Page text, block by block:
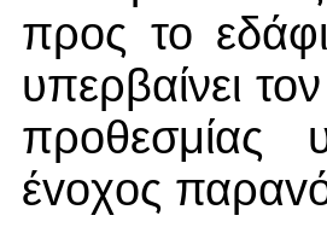
προς το
υπερβαίνει
προθεσμίας
έvoχoς